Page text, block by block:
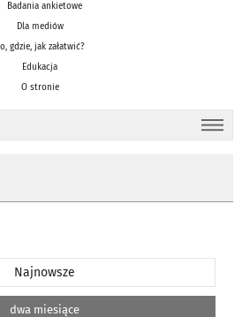
Badania ankietowe
Dla mediów
gdzie, jak załatwić?
Edukacja
O stronie
Najnowsze
dwa miesiące